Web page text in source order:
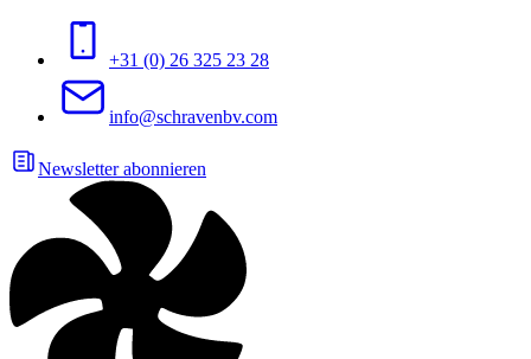
+31 (0) 26 325 23 28
info@schravenbv.com
Newsletter abonnieren